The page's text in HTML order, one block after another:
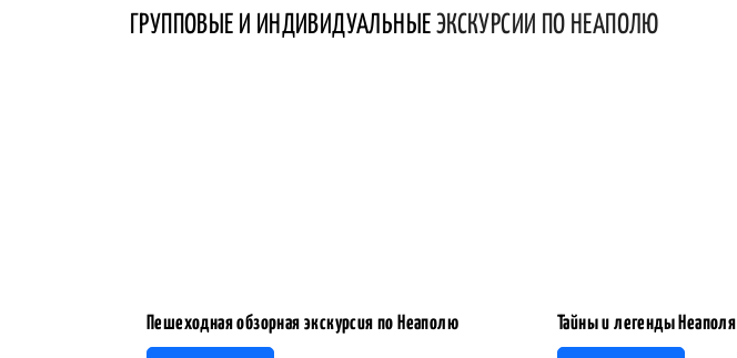
ГРУППОВЫЕ И ИНДИВИДУАЛЬНЫЕ ЭКСКУРСИИ ПО НЕАПОЛЮ
Пешеходная обзорная экскурсия по Неаполю Тайны и легенды Неаполя